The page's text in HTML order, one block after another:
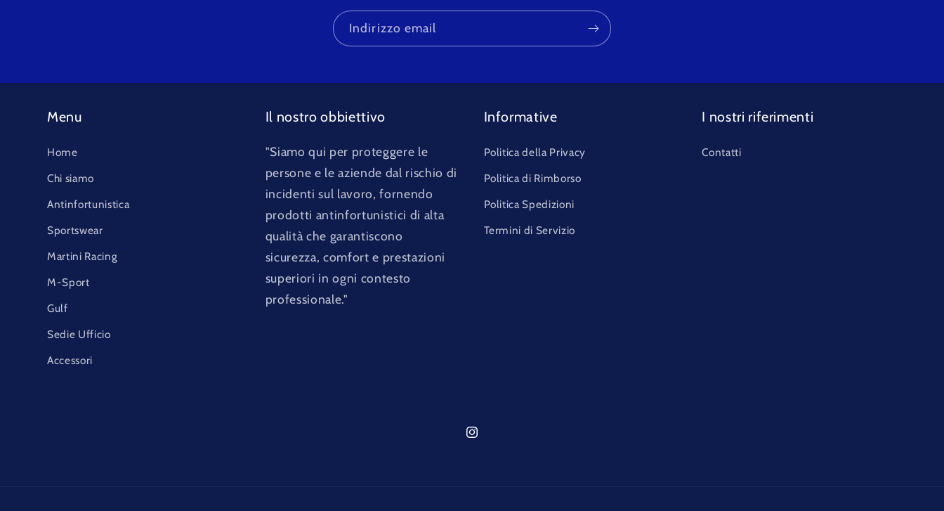
Indirizzo email
Menu
Home
Chi siamo
Antinfortunistica
Sportswear
Martini Racing
M-Sport
Gulf
Sedie Ufficio
Accessori
Il nostro obbiettivo
"Siamo qui per proteggere le
persone e le aziende dal rischio di
incidenti sul lavoro, fornendo
prodotti antinfortunistici di alta
qualità che garantiscono
sicurezza, comfort e prestazioni
superiori in ogni contesto
professionale."
Informative
Politica della Privacy
Politica di Rimborso
Politica Spedizioni
Termini di Servizio
I nostri riferimenti
Contatti
Instagram